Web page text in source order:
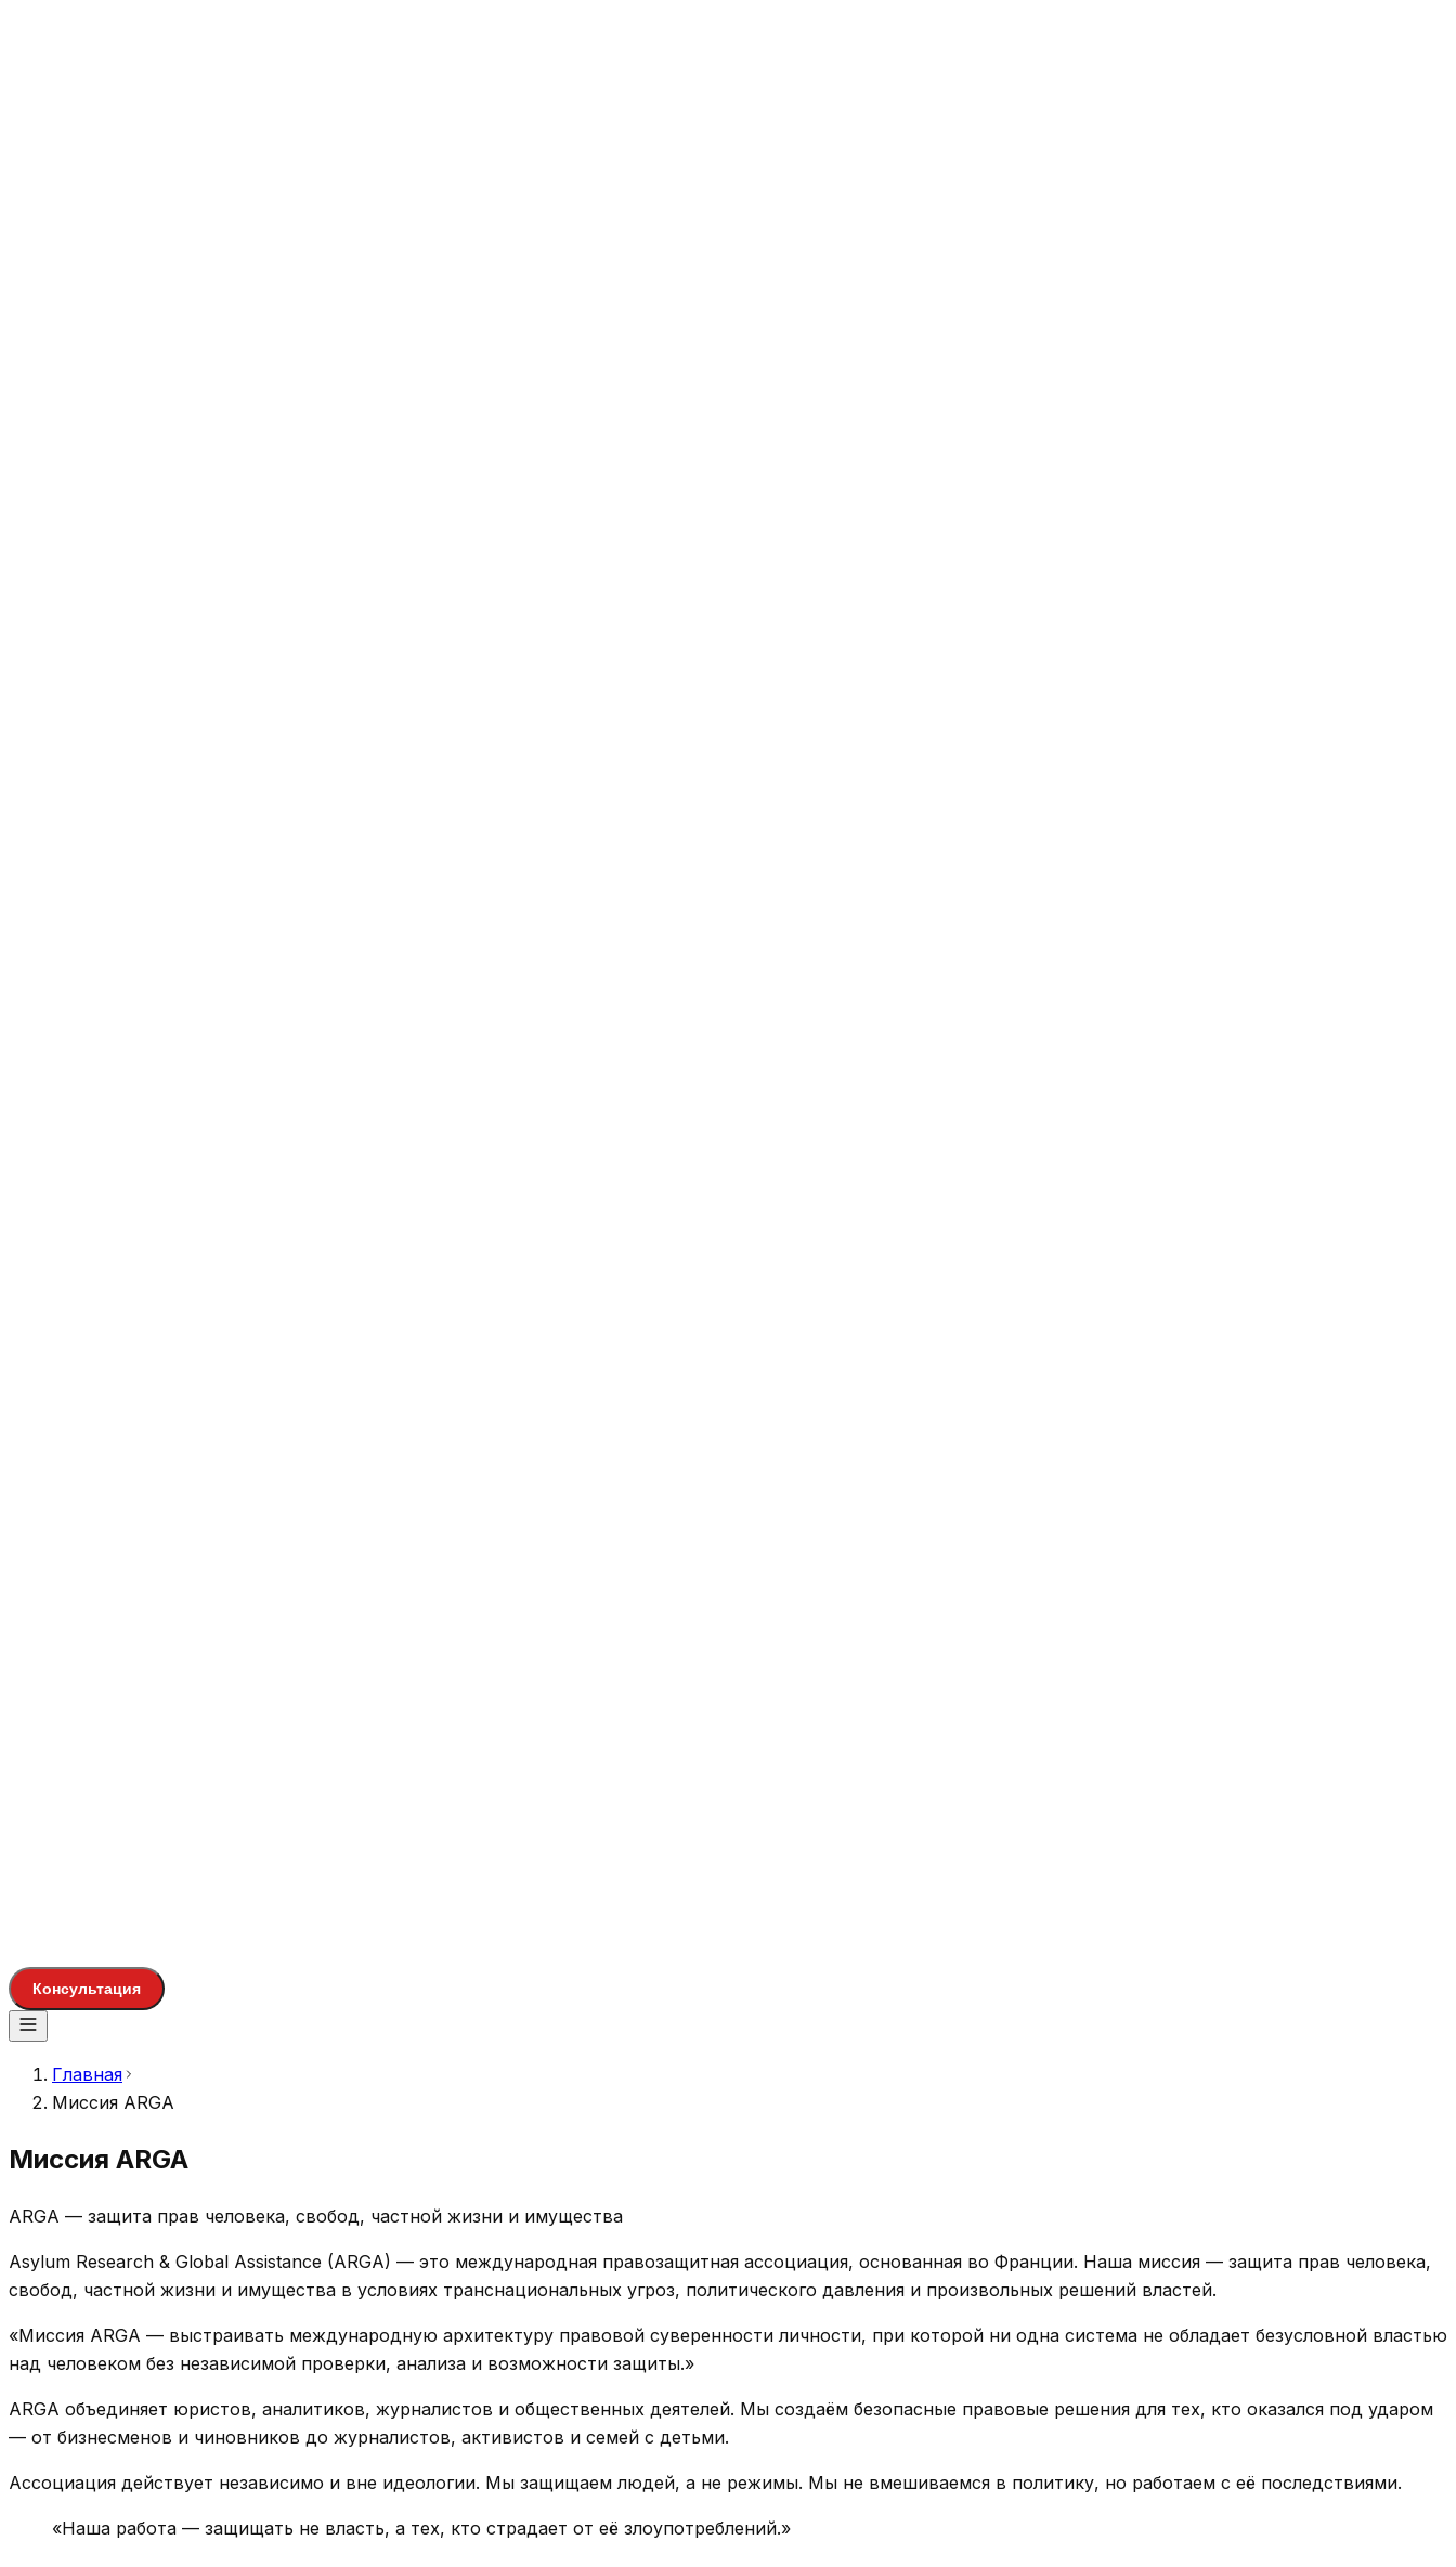
Консультация
Главная
Миссия ARGA
Миссия ARGA
ARGA — защита прав человека, свобод, частной жизни и имущества
Asylum Research & Global Assistance (ARGA) — это международная правозащитная ассоциация, основанная во Франции. Наша миссия — защита прав человека,
свобод, частной жизни и имущества в условиях транснациональных угроз, политического давления и произвольных решений властей.
«Миссия ARGA — выстраивать международную архитектуру правовой суверенности личности, при которой ни одна система не обладает безусловной властью
над человеком без независимой проверки, анализа и возможности защиты.»
ARGA объединяет юристов, аналитиков, журналистов и общественных деятелей. Мы создаём безопасные правовые решения для тех, кто оказался под ударом
— от бизнесменов и чиновников до журналистов, активистов и семей с детьми.
Ассоциация действует независимо и вне идеологии. Мы защищаем людей, а не режимы. Мы не вмешиваемся в политику, но работаем с её последствиями.
«Наша работа — защищать не власть, а тех, кто страдает от её злоупотреблений.»